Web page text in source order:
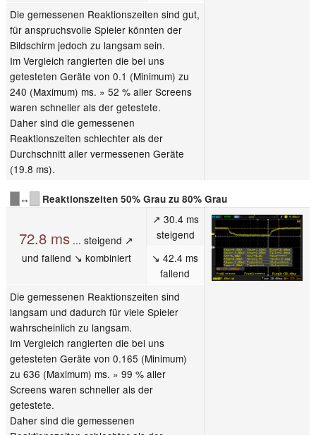
Die gemessenen Reaktionszeiten sind gut,
für anspruchsvolle Spieler könnten der
Bildschirm jedoch zu langsam sein.
Im Vergleich rangierten die bei uns
getesteten Geräte von 0.1 (Minimum) zu
240 (Maximum) ms. » 52 % aller Screens
waren schneller als der getestete.
Daher sind die gemessenen
Reaktionszeiten schlechter als der
Durchschnitt aller vermessenen Geräte
(19.8 ms).
↔ Reaktionszeiten 50% Grau zu 80% Grau
72.8 ms ... steigend ↗
und fallend ↘ kombiniert
↗ 30.4 ms
steigend
↘ 42.4 ms
fallend
Die gemessenen Reaktionszeiten sind
langsam und dadurch für viele Spieler
wahrscheinlich zu langsam.
Im Vergleich rangierten die bei uns
getesteten Geräte von 0.165 (Minimum)
zu 636 (Maximum) ms. » 99 % aller
Screens waren schneller als der
getestete.
Daher sind die gemessenen